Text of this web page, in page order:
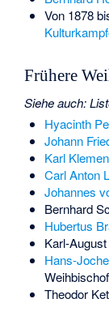
Von 1878
Frühere
Siehe auch:
Hyacinth
Johann
Karl
Carl Anton
Johannes
Bernhard
Hubertus
Karl-
Hans-
Theodor